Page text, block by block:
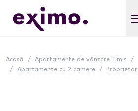
Acasă / Apartamente de vânzare Timiș /
/
Apartamente cu 2 camere / Proprietar